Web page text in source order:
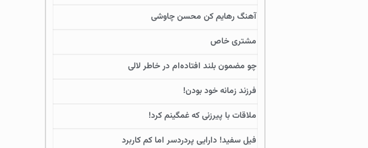
آهنگ رهایم کن محسن چاوشی
مشتری خاص
چو مضمون بلند افتاده‌ام در خاطر لالی
فرزند زمانه خود بودن!
ملاقات با پیرزنی که غمگینم کرد!
فیل سفید! دارایی پردردسر اما کم کاربرد